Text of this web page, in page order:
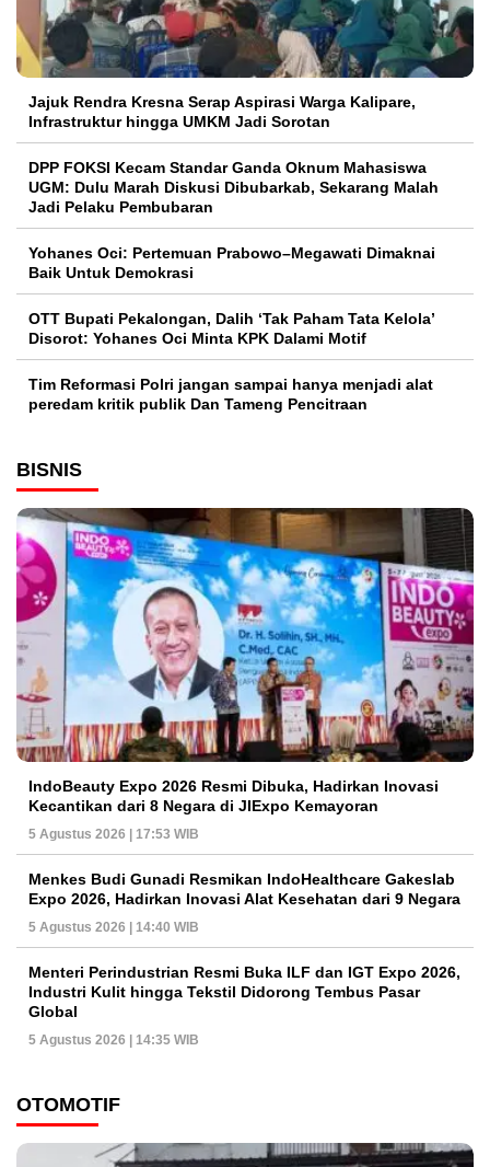
Jajuk Rendra Kresna Serap Aspirasi Warga Kalipare,
Infrastruktur hingga UMKM Jadi Sorotan
DPP FOKSI Kecam Standar Ganda Oknum Mahasiswa
UGM: Dulu Marah Diskusi Dibubarkab, Sekarang Malah
Jadi Pelaku Pembubaran
Yohanes Oci: Pertemuan Prabowo–Megawati Dimaknai
Baik Untuk Demokrasi
OTT Bupati Pekalongan, Dalih ‘Tak Paham Tata Kelola’
Disorot: Yohanes Oci Minta KPK Dalami Motif
Tim Reformasi Polri jangan sampai hanya menjadi alat
peredam kritik publik Dan Tameng Pencitraan
BISNIS
IndoBeauty Expo 2026 Resmi Dibuka, Hadirkan Inovasi
Kecantikan dari 8 Negara di JIExpo Kemayoran
5 Agustus 2026 | 17:53 WIB
Menkes Budi Gunadi Resmikan IndoHealthcare Gakeslab
Expo 2026, Hadirkan Inovasi Alat Kesehatan dari 9 Negara
5 Agustus 2026 | 14:40 WIB
Menteri Perindustrian Resmi Buka ILF dan IGT Expo 2026,
Industri Kulit hingga Tekstil Didorong Tembus Pasar
Global
5 Agustus 2026 | 14:35 WIB
OTOMOTIF